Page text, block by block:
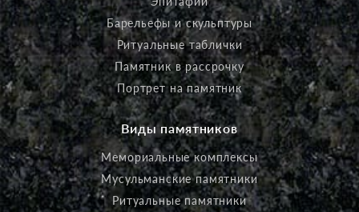
Барельефы и скульптуры
Ритуальные таблички
Памятник в рассрочку
Портрет на памятник
Виды памятников
Мемориальные комплексы
Мусульманские памятники
Ритуальные памятники